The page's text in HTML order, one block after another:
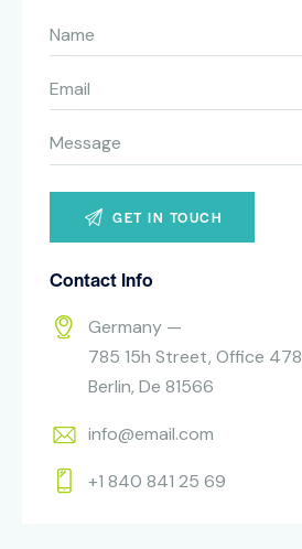
Contact Info
Germany —
785 15h Street, Office 478
Berlin, De 81566
info@email.com
+1 840 841 25 69